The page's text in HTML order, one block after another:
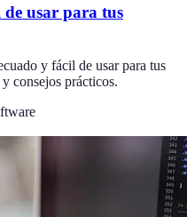
de usar para tus
y fácil de usar para tus
consejos prácticos.